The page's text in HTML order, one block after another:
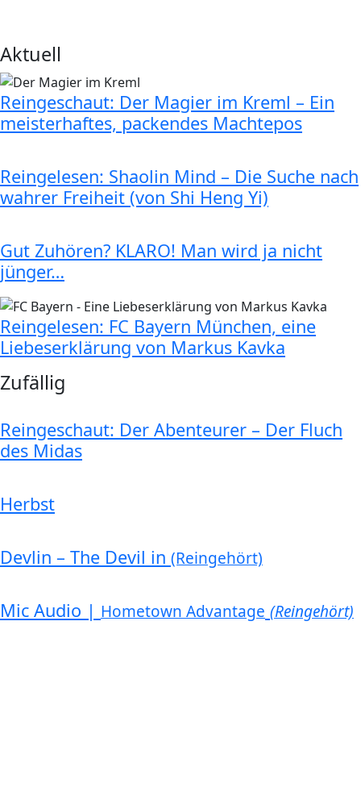
Aktuell
Reingeschaut: Der Magier im Kreml – Ein
meisterhaftes, packendes Machtepos
Reingelesen: Shaolin Mind – Die Suche nach
wahrer Freiheit (von Shi Heng Yi)
Gut Zuhören? KLARO! Man wird ja nicht
jünger…
Reingelesen: FC Bayern München, eine
Liebeserklärung von Markus Kavka
Zufällig
Reingeschaut: Der Abenteurer – Der Fluch
des Midas
Herbst
Devlin – The Devil in (Reingehört)
Mic Audio | Hometown Advantage (Reingehört)